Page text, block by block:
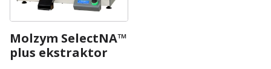
Molzym SelectNA™
plus ekstraktor